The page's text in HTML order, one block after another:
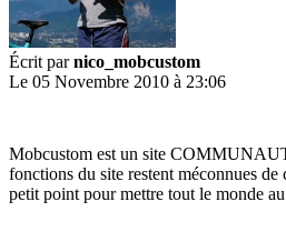
Écrit parnico_mobcustom
Le 05 Novembre 2010 à 23:06
Mobcustom est un site
fonctions du site restent méconnues de
petit point pour mettre tout le monde